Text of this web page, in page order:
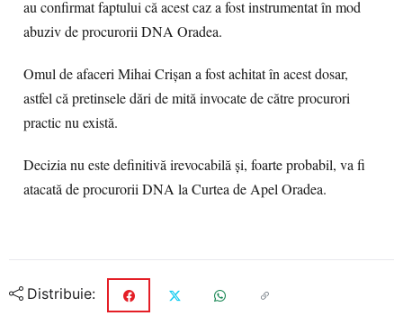
au confirmat faptului că acest caz a fost instrumentat în mod
abuziv de procurorii DNA Oradea.
Omul de afaceri Mihai Crișan a fost achitat în acest dosar,
astfel că pretinsele dări de mită invocate de către procurori
practic nu există.
Decizia nu este definitivă irevocabilă și, foarte probabil, va fi
atacată de procurorii DNA la Curtea de Apel Oradea.
Distribuie: